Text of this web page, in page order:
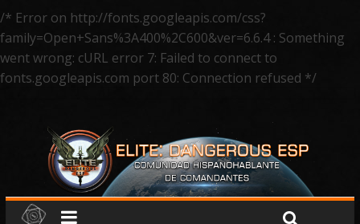
/* Error on http://fonts.googleapis.com/css?
family=Open+Sans%3A400%2C600&ver=6.6.4 : Something
went wrong: cURL error 7: Failed to connect to
fonts.googleapis.com port 80: Connection refused */